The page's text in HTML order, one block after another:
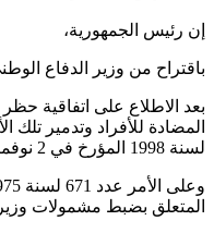
إن رئيس الجمهورية،
باقتراح من وزير الدفاع
بعد الاطلاع على اتفاقية
لسنة 1998 المؤرخ في 2 نوفمبر 1998،
المتعلق بضبط مشمولات